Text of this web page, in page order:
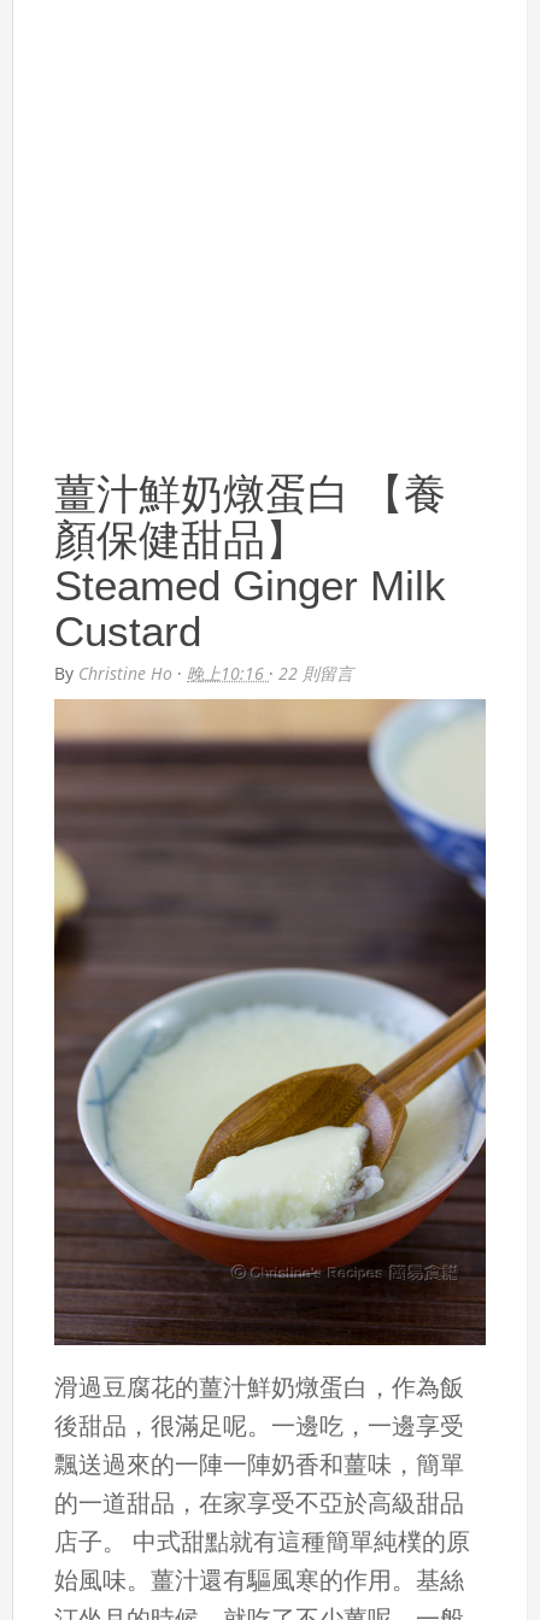
薑汁鮮奶燉蛋白 【養
顏保健甜品】
Steamed Ginger Milk
Custard
By Christine Ho · 晚上10:16 · 22 則留言
滑過豆腐花的薑汁鮮奶燉蛋白，作為飯
後甜品，很滿足呢。一邊吃，一邊享受
飄送過來的一陣一陣奶香和薑味，簡單
的一道甜品，在家享受不亞於高級甜品
店子。 中式甜點就有這種簡單純樸的原
始風味。薑汁還有驅風寒的作用。基絲